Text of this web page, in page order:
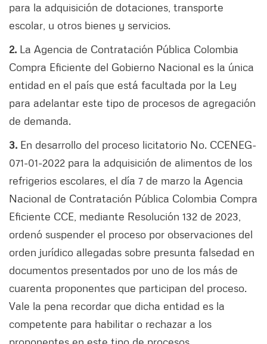
para la adquisición de dotaciones, transporte
escolar, u otros bienes y servicios.
2. La Agencia de Contratación Pública Colombia
Compra Eficiente del Gobierno Nacional es la única
entidad en el país que está facultada por la Ley
para adelantar este tipo de procesos de agregación
de demanda.
3. En desarrollo del proceso licitatorio No. CCENEG-
071-01-2022 para la adquisición de alimentos de los
refrigerios escolares, el día 7 de marzo la Agencia
Nacional de Contratación Pública Colombia Compra
Eficiente CCE, mediante Resolución 132 de 2023,
ordenó suspender el proceso por observaciones del
orden jurídico allegadas sobre presunta falsedad en
documentos presentados por uno de los más de
cuarenta proponentes que participan del proceso.
Vale la pena recordar que dicha entidad es la
competente para habilitar o rechazar a los